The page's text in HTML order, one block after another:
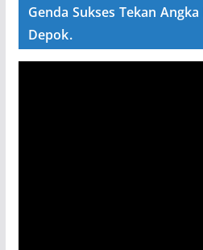
Genda Sukses Tekan
Depok.